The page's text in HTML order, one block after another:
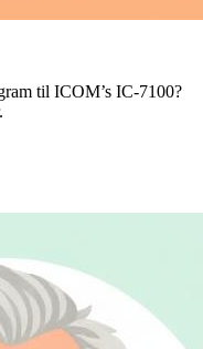
til ICOM’s IC-7100?